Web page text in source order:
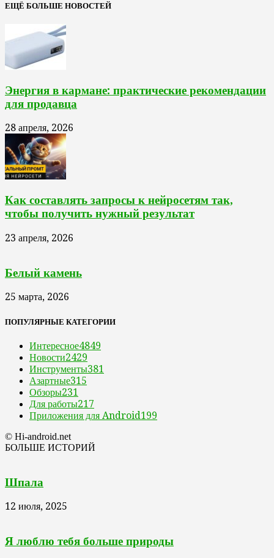
ЕЩЁ БОЛЬШЕ НОВОСТЕЙ
Энергия в кармане: практические рекомендации
для продавца
28 апреля, 2026
Как составлять запросы к нейросетям так,
чтобы получить нужный результат
23 апреля, 2026
Белый камень
25 марта, 2026
ПОПУЛЯРНЫЕ КАТЕГОРИИ
Интересное4849
Новости2429
Инструменты381
Азартные315
Обзоры231
Для работы217
Приложения для Android199
© Hi-android.net
БОЛЬШЕ ИСТОРИЙ
Шпала
12 июля, 2025
Я люблю тебя больше природы